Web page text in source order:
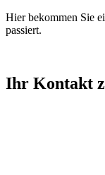
Hier bekommen Sie
passiert.
Ihr Kontakt